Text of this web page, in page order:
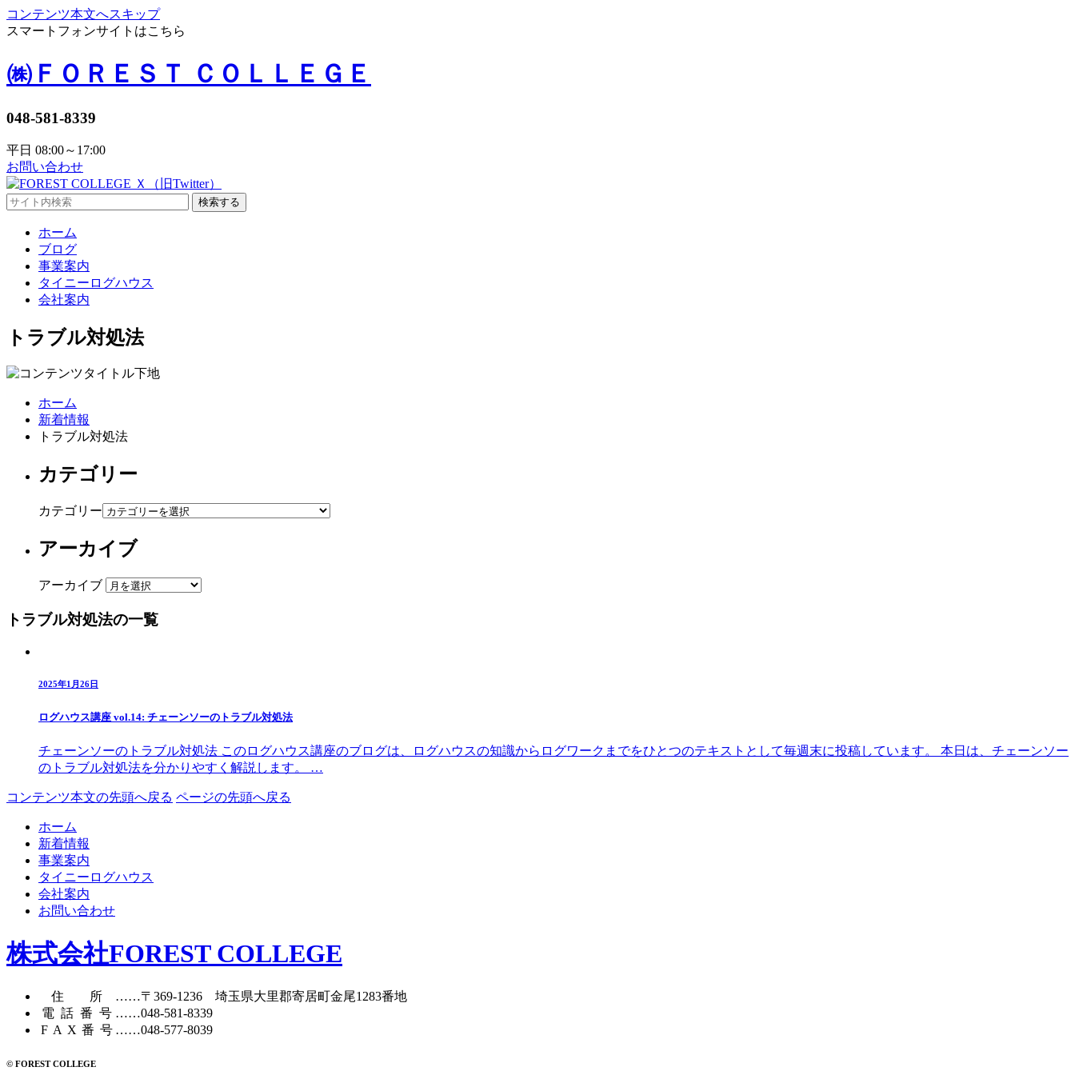
コンテンツ本文へスキップ
スマートフォンサイトはこちら
㈱ＦＯＲＥＳＴ ＣＯＬＬＥＧＥ
048-581-8339
平日 08:00～17:00
お問い合わせ
検索する
ホーム
ブログ
事業案内
タイニーログハウス
会社案内
トラブル対処法
ホーム
新着情報
トラブル対処法
カテゴリー
カテゴリー
アーカイブ
アーカイブ
トラブル対処法の一覧
2025年1月26日
ログハウス講座 vol.14: チェーンソーのトラブル対処法
チェーンソーのトラブル対処法 このログハウス講座のブログは、ログハウスの知識からログワークまでをひとつのテキストとして毎週末に投稿しています。 本日は、チェーンソー
のトラブル対処法を分かりやすく解説します。 …
コンテンツ本文の先頭へ戻る ページの先頭へ戻る
ホーム
新着情報
事業案内
タイニーログハウス
会社案内
お問い合わせ
株式会社FOREST COLLEGE
住所……〒369-1236 埼玉県大里郡寄居町 金尾1283番地
電話番号……048-581-8339
FAX番号……048-577-8039
© FOREST COLLEGE